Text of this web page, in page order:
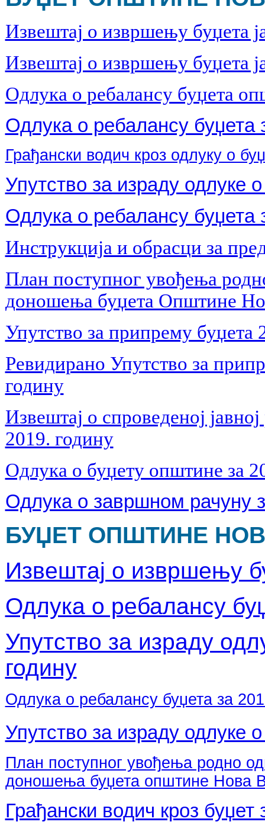
Извештај о извршењу буџета
Извештај о извршењу буџета
Одлука о ребалансу буџета
Одлука о ребалансу буџета
Грађански водич кроз одлуку о
Упутство за израду одлуке
Одлука о ребалансу буџета
Инструкција и обрасци за
План поступног увођења
доношења буџета Општине
Упутство за припрему буџета
Ревидирано Упутство за
годину
Извештај о спроведеној
2019. годину
Одлука о буџету општине за
Одлука о завршном рачуну
БУЏЕТ ОПШТИНЕ
Извештај о извршењу
Одлука о ребалансу
Упутство за израду
годину
Одлука о ребалансу буџета за
Упутство за израду одлуке
План поступног увођења родно
доношења буџета општине Нова
Грађански водич кроз